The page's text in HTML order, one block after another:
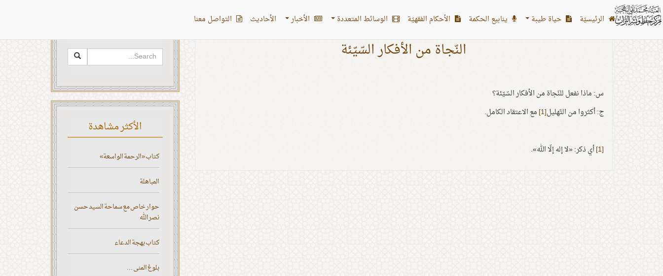
الرئیسیّة حياة طيبة ينابيع الحكمة الأحکام الفقهیّة الوسائط المتعددة الأخبار الأحادیث التواصل معنا
النّجاة من الأفكار السّيّئة
س: ماذا نفعل للنّجاة من الأفكار السّيّئة؟
ج: أكثروا من التّهليل[1] مع الاعتقاد الكامل.
[1] أي ذكر: «لا إله إلّا الله».
الأكثر مشاهدة
كتاب «الرحمة الواسعة»
المباهلة
حوار خاص مع سماحة السيد حسن
نصر الله
كتاب بهجة الدعاء
بلوغ المنى ...